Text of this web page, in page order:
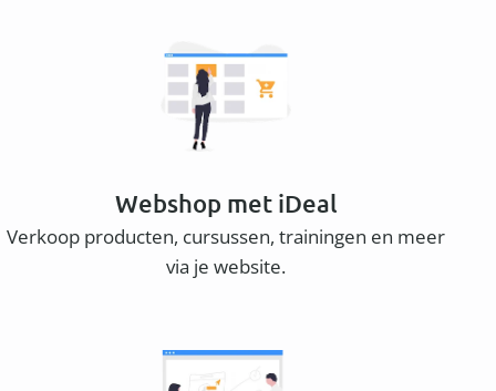
Webshop met iDeal
Verkoop producten, cursussen, trainingen en meer
via je website.